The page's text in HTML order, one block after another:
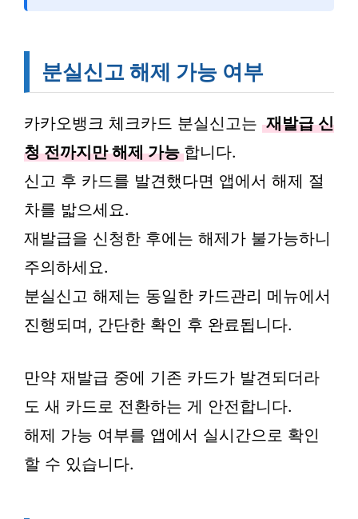
분실신고 해제 가능 여부
카카오뱅크 체크카드 분실신고는 재발급 신
청 전까지만 해제 가능 합니다.
신고 후 카드를 발견했다면 앱에서 해제 절
차를 밟으세요.
재발급을 신청한 후에는 해제가 불가능하니
주의하세요.
분실신고 해제는 동일한 카드관리 메뉴에서
진행되며, 간단한 확인 후 완료됩니다.
만약 재발급 중에 기존 카드가 발견되더라
도 새 카드로 전환하는 게 안전합니다.
해제 가능 여부를 앱에서 실시간으로 확인
할 수 있습니다.